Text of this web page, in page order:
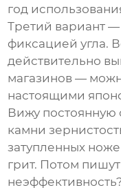
год
Третий вариант
фиксацией угла.
действительно
магазинов —
настоящими
Вижу постоянную
камни
затупленных
грит. Потом